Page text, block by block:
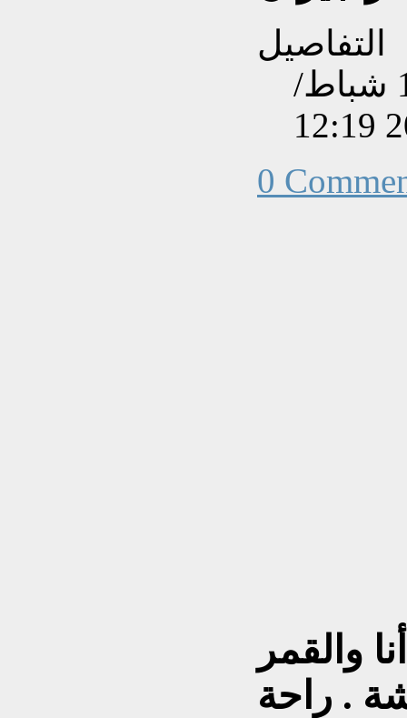
التفاصيل
تم إنشاءه بتاريخ الإثنين, 17 شباط/
0
والقمر
. راحة